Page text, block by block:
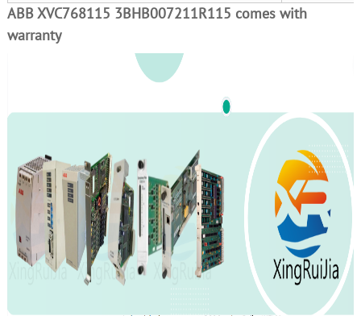
ABB XVC768115 3BHB007211R115 comes with
warranty